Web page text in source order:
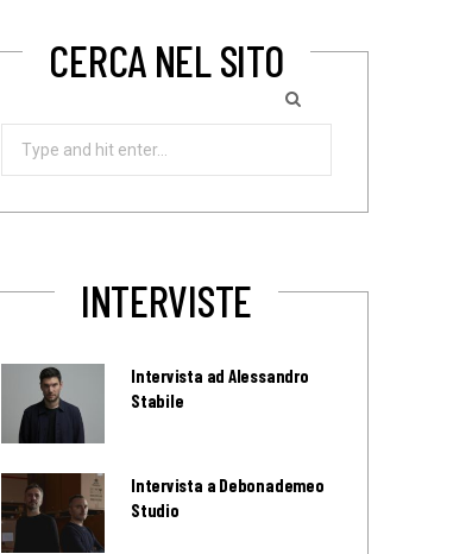
CERCA NEL SITO
Search
INTERVISTE
Intervista ad Alessandro
Stabile
Intervista a Debonademeo
Studio